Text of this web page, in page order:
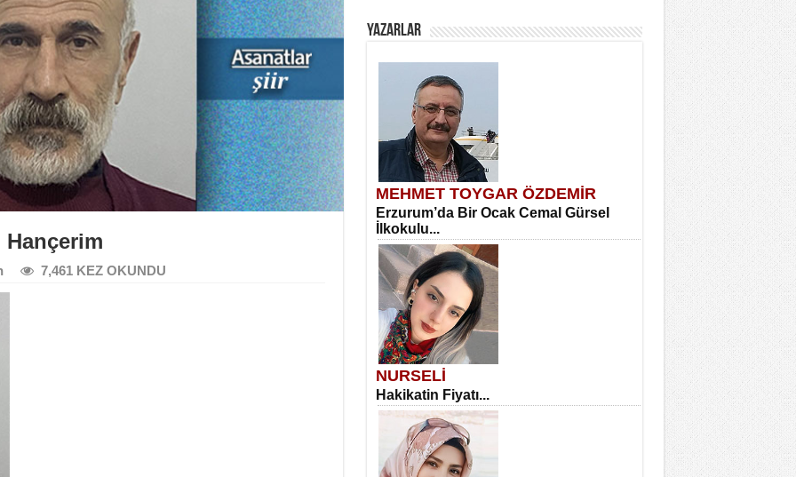
7,461 KEZ OKUNDU
YAZARLAR
MEHMET TOYGAR ÖZDEMİR
Erzurum’da Bir Ocak Cemal Gürsel
İlkokulu...
NURSELİ
Hakikatin Fiyatı...